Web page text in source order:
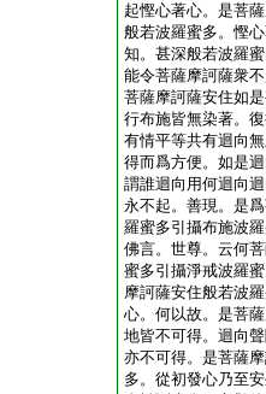
起慳心著心。是菩
般若波羅蜜多。慳
知。甚深般若波羅
能令菩薩摩訶薩衆
菩薩摩訶薩安住如
行布施皆無染著。
有情平等共有迴向
得而爲方便。如是
謂誰迴向用何迴向
永不起。善現。是
羅蜜多引攝布施波
佛言。世尊。云何
蜜多引攝淨戒波羅
摩訶薩安住般若波
心。何以故。是菩
地皆不可得。迴向
亦不可得。是菩薩
多。從初發心乃至